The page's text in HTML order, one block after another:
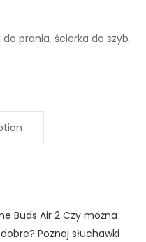
do prania, ścierka do szyb,
Buds Air 2 Czy można
Poznaj słuchawki